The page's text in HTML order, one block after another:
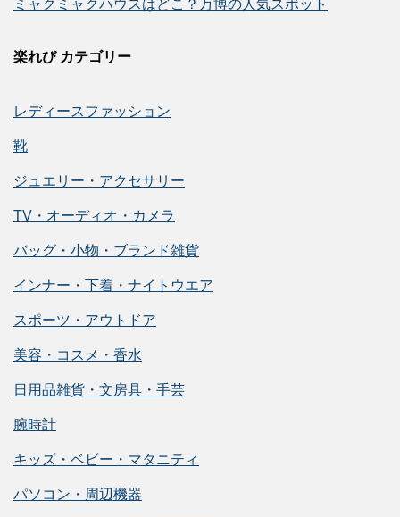
ミャクミャクハウスはどこ？万博の人気スポット
楽れび カテゴリー
レディースファッション
靴
ジュエリー・アクセサリー
TV・オーディオ・カメラ
バッグ・小物・ブランド雑貨
インナー・下着・ナイトウエア
スポーツ・アウトドア
美容・コスメ・香水
日用品雑貨・文房具・手芸
腕時計
キッズ・ベビー・マタニティ
パソコン・周辺機器